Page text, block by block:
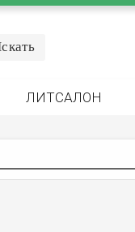
ЛИТСАЛОН